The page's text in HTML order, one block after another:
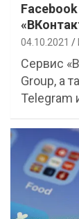
04.10.2021
Сервис
Group, а
Telegram